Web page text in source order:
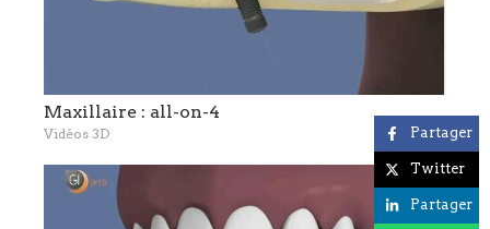
Maxillaire : all-on-4
Vidéos 3D Partager
Twitter
Partager